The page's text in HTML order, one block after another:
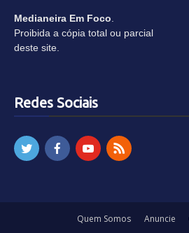
Medianeira Em Foco
Proibida a cópia total ou parcial
deste site.
Redes Sociais
Quem Somos Anuncie